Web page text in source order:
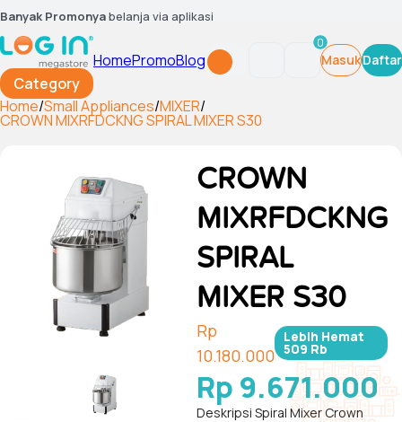
Banyak Promonyabelanja via aplikasi
Category
HomePromoBlog
0
MasukDaftar
Home/Small Appliances/MIXER/
CROWN MIXRFDCKNG SPIRAL MIXER S30
CROWN
MIXRFDCKNG
SPIRAL
MIXER S30
Rp
10.180.000
Lebih Hemat
509 Rb
Rp 9.671.000
Deskripsi Spiral Mixer Crown